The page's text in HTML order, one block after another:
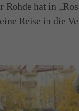
Rohde hat in
Reise in die